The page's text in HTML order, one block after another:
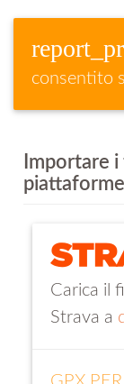
consentito
Importare
piattaforme
Carica il
Strava a